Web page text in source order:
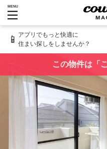
MENU
📱 アプリでもっと快適に
住まい探しをしませんか？
この物件は「